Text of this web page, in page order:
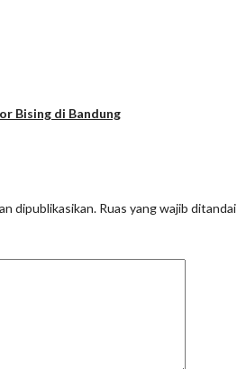
Bising di Bandung
dipublikasikan. Ruas yang wajib ditandai